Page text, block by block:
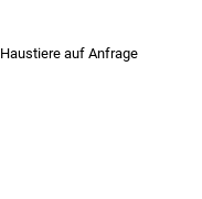
Haustiere auf Anfrage